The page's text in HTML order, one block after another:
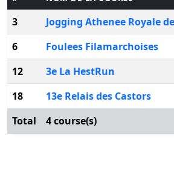
3 Jogging Athenee Royale
6
Foulees Filamarchoises
12
3e La HestRun
18
13e Relais des Castors
Total
4 course(s)